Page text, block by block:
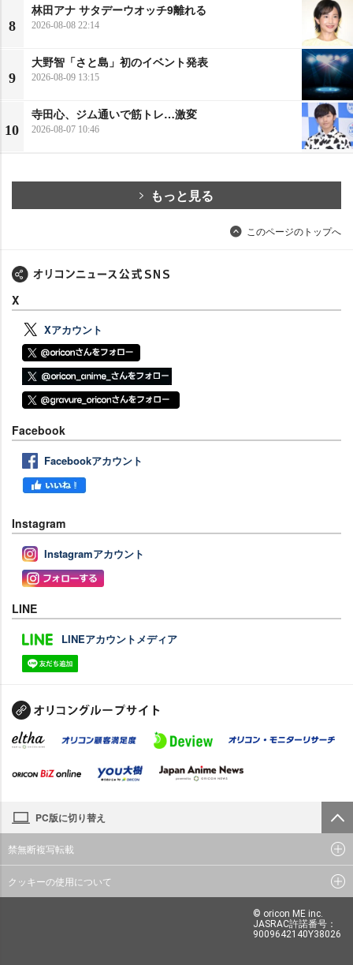
8
林田アナ サタデーウオッチ9離れる
2026-08-08 22:14
9
大野智「さと島」初のイベント発表
2026-08-09 13:15
10
寺田心、ジム通いで筋トレ…激変
2026-08-07 10:46
もっと見る
このページのトップへ
X
Xアカウント
Facebook
Facebookアカウント
Instagram
Instagramアカウント
LINE
LINEアカウントメディア
PC版に切り替え
禁無断複写転載
クッキーの使用について
© oricon ME inc.
JASRAC許諾番号：
9009642140Y38026